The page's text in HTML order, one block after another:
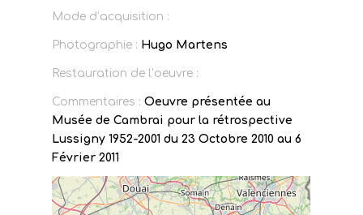
Mode d’acquisition :
Photographie : Hugo Martens
Restauration de l’oeuvre :
Commentaires : Oeuvre présentée au
Musée de Cambrai pour la rétrospective
Lussigny 1952-2001 du 23 Octobre 2010 au 6
Février 2011